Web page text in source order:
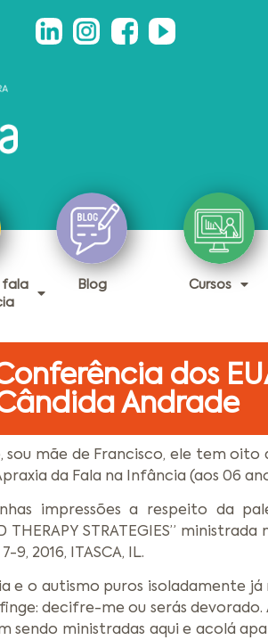
fala
Blog Cursos
dos
Andrade
sou mãe de Francisco, ele tem
da Fala na Infância (aos 06
impressões a respeito da
THERAPY STRATEGIES”
9, 2016, ITASCA, IL.
e o autismo puros isoladamente
decifre-me ou serás
sendo ministradas aqui e acolá